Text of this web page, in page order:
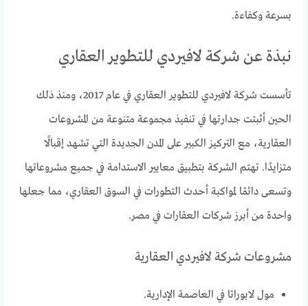
بسرعة وكفاءة.
نبذة عن شركة لافيردي للتطوير العقاري
تأسست شركة لافيردي للتطوير العقاري في عام 2017، ومنذ ذلك
الحين أثبتت جدارتها في تنفيذ مجموعة متنوعة من المشروعات
العقارية، مع التركيز الكبير على المدن الجديدة التي تشهد إقبالًا
متزايدًا. تهتم الشركة بتطبيق معايير الاستدامة في جميع مشروعاتها
وتسعى دائمًا لمواكبة أحدث التطورات في السوق العقاري، مما جعلها
واحدة من أبرز شركات العقارات في مصر.
مشروعات شركة لافيردي العقارية
مول لابوراتا في العاصمة الإدارية.